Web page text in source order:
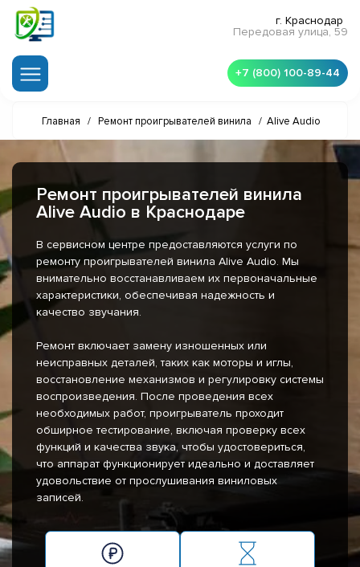
г. Краснодар
Передовая улица, 59
+7 (800) 100-89-44
Главная / Ремонт проигрывателей винила / Alive Audio
Ремонт проигрывателей винила
Alive Audio в Краснодаре
В сервисном центре предоставляются услуги по
ремонту проигрывателей винила Alive Audio. Мы
внимательно восстанавливаем их первоначальные
характеристики, обеспечивая надежность и
качество звучания.
Ремонт включает замену изношенных или
неисправных деталей, таких как моторы и иглы,
восстановление механизмов и регулировку системы
воспроизведения. После проведения всех
необходимых работ, проигрыватель проходит
обширное тестирование, включая проверку всех
функций и качества звука, чтобы удостовериться,
что аппарат функционирует идеально и доставляет
удовольствие от прослушивания виниловых
записей.